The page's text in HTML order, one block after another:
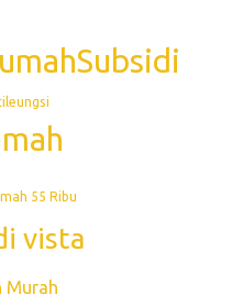
55 Ribu
vista
Murah